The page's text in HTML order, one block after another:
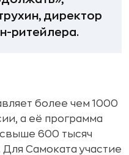
директор
ритейлера.
более чем 1000
а её программа
600 тысяч
Самоката участие